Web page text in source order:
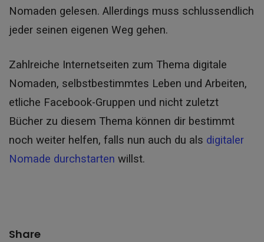
Nomaden gelesen. Allerdings muss schlussendlich
jeder seinen eigenen Weg gehen.
Zahlreiche Internetseiten zum Thema digitale
Nomaden, selbstbestimmtes Leben und Arbeiten,
etliche Facebook-Gruppen und nicht zuletzt
Bücher zu diesem Thema können dir bestimmt
noch weiter helfen, falls nun auch du als digitaler
Nomade durchstarten willst.
Share